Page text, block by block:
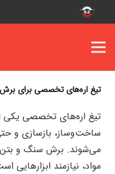
تیغ اره‌های تخصصی برای
تیغ اره‌های تخصصی یکی
ساخت‌وساز، بازسازی و
می‌شوند. برش سنگ و بتن
مواد، نیازمند ابزارهایی